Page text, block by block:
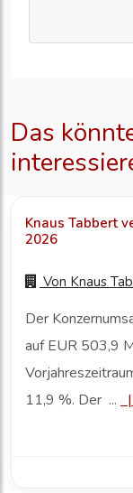
Das
Knaus Tabbert
2026
Von Knaus
Der
auf EUR 503,9
11,9 %. Der ...
|